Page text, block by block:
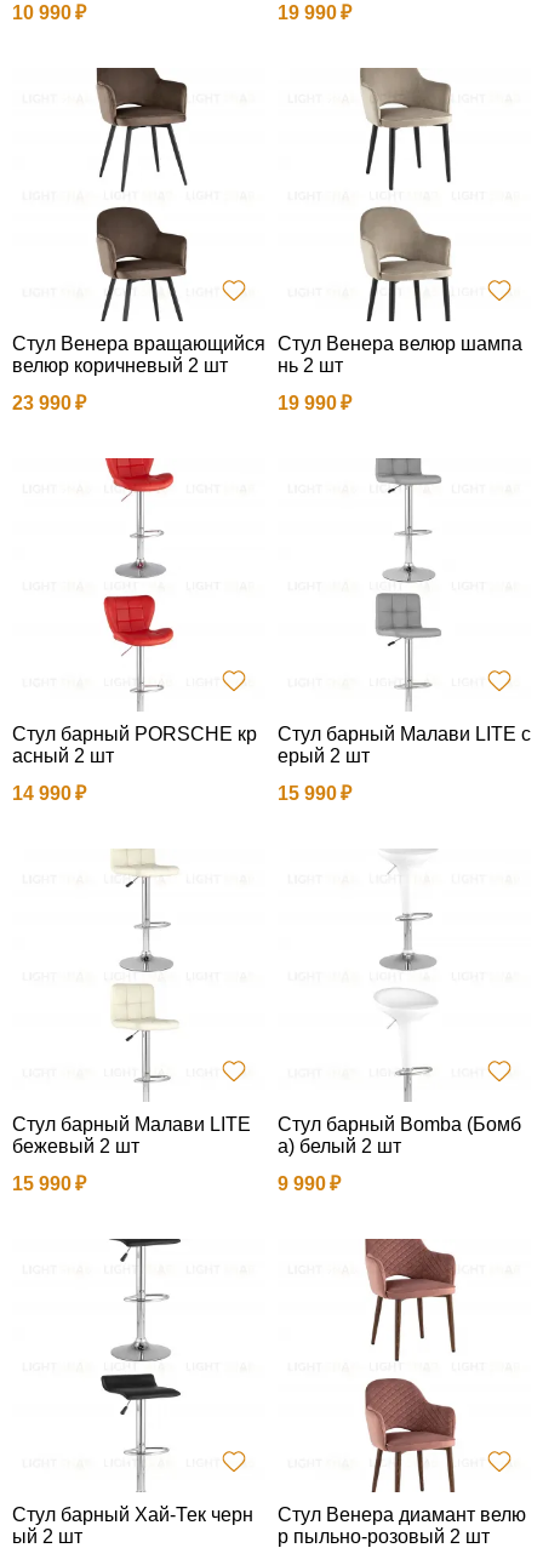
10 990
19 990
Стул Венера вращающийся
велюр коричневый 2 шт
23 990
Стул Венера велюр шампа
нь 2 шт
19 990
Стул барный PORSCHE кр
асный 2 шт
14 990
Стул барный Малави LITE с
ерый 2 шт
15 990
Стул барный Малави LITE
бежевый 2 шт
15 990
Стул барный Bomba (Бомб
а) белый 2 шт
9 990
Стул барный Хай-Тек черн
ый 2 шт
Стул Венера диамант велю
р пыльно-розовый 2 шт